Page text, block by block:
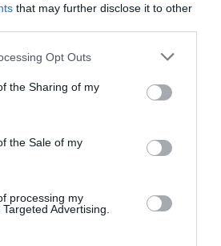
that may further disclose it to other
Opt Outs
the Sharing of my
the Sale of my
processing my
Advertising.